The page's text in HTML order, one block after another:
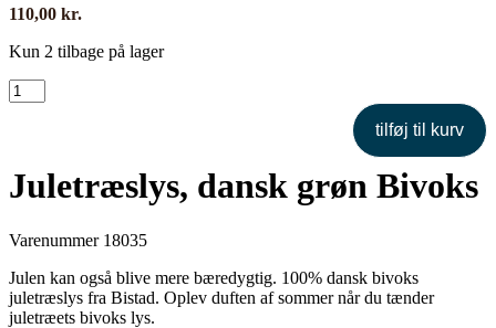
110,00 kr.
Kun 2 tilbage på lager
Juletræslys,
dansk
tilføj til kurv
Juletræslys, dansk grøn Bivoks
Varenummer 18035
Julen kan også blive mere bæredygtig. 100% dansk bivoks
juletræslys fra Bistad. Oplev duften af sommer når du tænder
juletræets bivoks lys.